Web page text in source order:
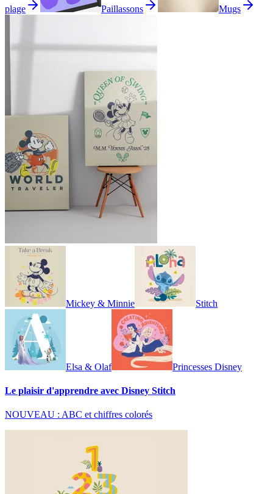
plage Paillassons Mugs
Mickey & Minnie Stitch
Elsa & Olaf Princesses Disney
Le plaisir d'apprendre avec Disney Stitch
NOUVEAU : ABC et chiffres colorés